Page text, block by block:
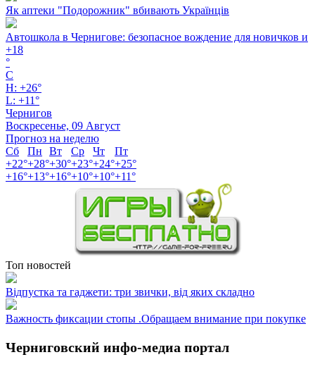
Як аптеки "Подорожник" вбивають Українців
Автошкола в Чернигове: безопасное вождение для новичков и
+18
°
C
H: +26°
L: +11°
Чернигов
Воскресенье, 09 Август
Прогноз на неделю
Сб
Пн Вт Ср Чт
Пт
+22°+28°+30°+23°+24°+25°
+16°+13°+16°+10°+10°+11°
Топ новостей
Відпустка та гаджети: три звички, від яких складно
Важность фиксации стопы .Обращаем внимание при покупке
Черниговский инфо-медиа портал